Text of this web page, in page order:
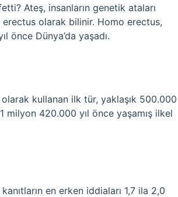
Ateş, insanların genetik ataları
olarak bilinir. Homo erectus,
önce Dünya’da yaşadı.
kullanan ilk tür, yaklaşık 500.000
milyon 420.000 yıl önce yaşamış ilkel
en erken iddiaları 1,7 ila 2,0